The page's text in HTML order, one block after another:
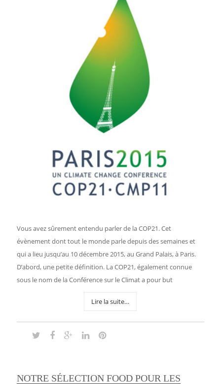
Vous avez sûrement entendu parler de la COP21. Cet
évènement dont tout le monde parle depuis des semaines et
qui a lieu jusqu’au 10 décembre 2015, au Grand Palais, à Paris.
D’abord, une petite définition. La COP21, également connue
sous le nom de la Conférence sur le Climat a pour but
Lire la suite…
NOTRE SÉLECTION FOOD POUR LES